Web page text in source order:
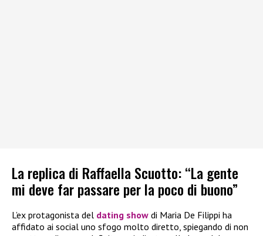
La replica di Raffaella Scuotto: “La gente
mi deve far passare per la poco di buono”
L’ex protagonista del dating show di Maria De Filippi ha
affidato ai social uno sfogo molto diretto, spiegando di non